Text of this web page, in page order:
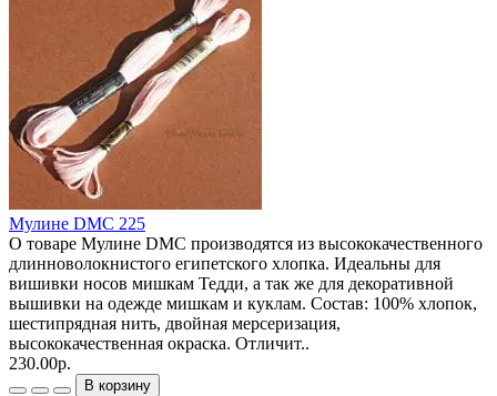
Мулине DMC 225
О товаре Мулине DMC производятся из высококачественного
длинноволокнистого египетского хлопка. Идеальны для
вишивки носов мишкам Тедди, а так же для декоративной
вышивки на одежде мишкам и куклам. Состав: 100% хлопок,
шестипрядная нить, двойная мерсеризация,
высококачественная окраска. Отличит..
230.00р.
В корзину